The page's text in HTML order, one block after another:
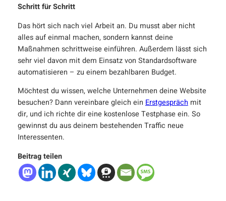
Schritt für Schritt
Das hört sich nach viel Arbeit an. Du musst aber nicht
alles auf einmal machen, sondern kannst deine
Maßnahmen schrittweise einführen. Außerdem lässt sich
sehr viel davon mit dem Einsatz von Standardsoftware
automatisieren – zu einem bezahlbaren Budget.
Möchtest du wissen, welche Unternehmen deine Website
besuchen? Dann vereinbare gleich ein Erstgespräch mit
dir, und ich richte dir eine kostenlose Testphase ein. So
gewinnst du aus deinem bestehenden Traffic neue
Interessenten.
Beitrag teilen